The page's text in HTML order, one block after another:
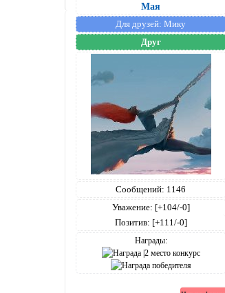
Мая
Для друзей: Мику
Друг
Сообщений: 1146
Уважение: [+104/-0]
Позитив: [+111/-0]
Награды: